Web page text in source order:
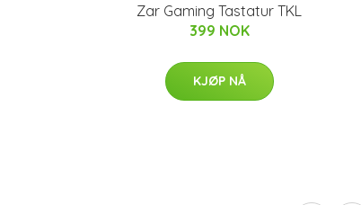
Zar Gaming Tastatur TKL
399 NOK
KJØP NÅ